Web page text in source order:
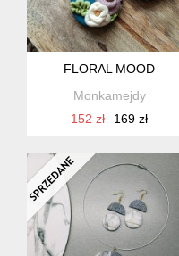
FLORAL MOOD
Monkamejdy
152 zł
169 zł